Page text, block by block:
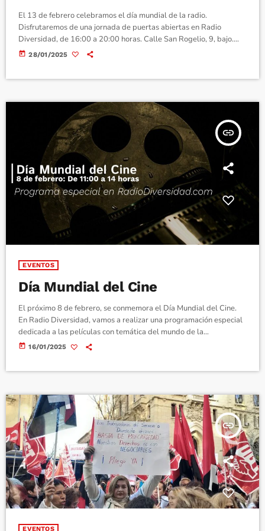
El 13 de febrero celebramos el día mundial de la radio.
Disfrutaremos de una jornada de puertas abiertas en Radio
Diversidad, de 16:00 a 20:00 horas. Calle San Rogelio, 9, bajo.
Madrid.
today 28/01/2025
insert_link
EVENTOS
Día Mundial del Cine
El próximo 8 de febrero, se conmemora el Día Mundial del Cine.
En Radio Diversidad, vamos a realizar una programación especial
dedicada a las películas con temática del mundo de la
discapacidad.
today 16/01/2025
insert_link
EVENTOS